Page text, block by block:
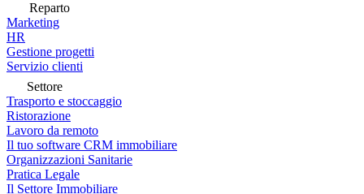
Reparto
Marketing
HR
Gestione progetti
Servizio clienti
Settore
Trasporto e stoccaggio
Ristorazione
Lavoro da remoto
Il tuo software CRM immobiliare
Organizzazioni Sanitarie
Pratica Legale
Il Settore Immobiliare